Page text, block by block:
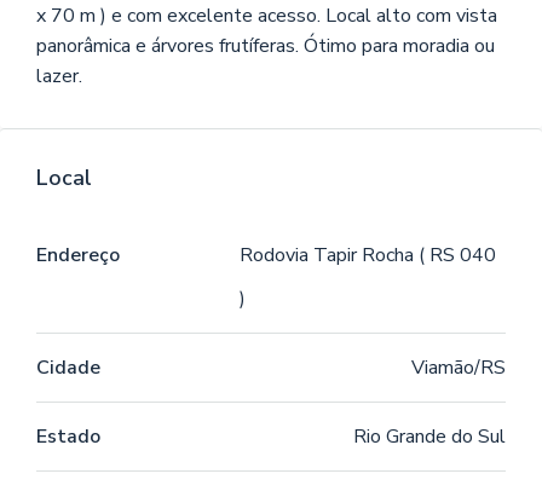
x 70 m ) e com excelente acesso. Local alto com vista
panorâmica e árvores frutíferas. Ótimo para moradia ou
lazer.
Local
Endereço
Rodovia Tapir Rocha ( RS 040
)
Cidade Viamão/RS
Estado Rio Grande do Sul